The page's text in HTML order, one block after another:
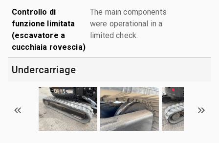
Controllo di
funzione limitata
(escavatore a
cucchiaia rovescia)
The main components
were operational in a
limited check.
Undercarriage